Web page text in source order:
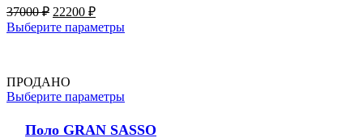
37000₽ 22200 ₽
Выберите параметры
ПРОДАНО
Выберите параметры
Поло GRAN SASSO